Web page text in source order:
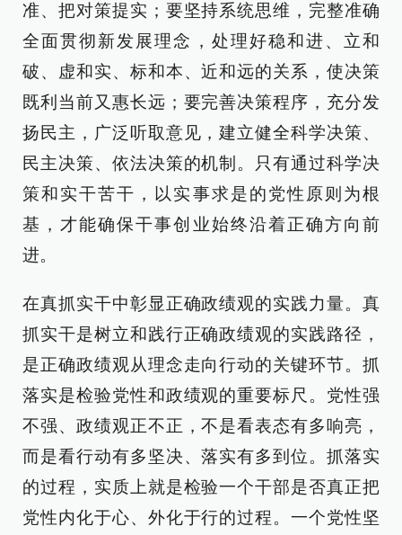
准、把对策提实；要坚持系统思维，完整准确
全面贯彻新发展理念，处理好稳和进、立和
破、虚和实、标和本、近和远的关系，使决策
既利当前又惠长远；要完善决策程序，充分发
扬民主，广泛听取意见，建立健全科学决策、
民主决策、依法决策的机制。只有通过科学决
策和实干苦干，以实事求是的党性原则为根
基，才能确保干事创业始终沿着正确方向前
进。
在真抓实干中彰显正确政绩观的实践力量。真
抓实干是树立和践行正确政绩观的实践路径，
是正确政绩观从理念走向行动的关键环节。抓
落实是检验党性和政绩观的重要标尺。党性强
不强、政绩观正不正，不是看表态有多响亮，
而是看行动有多坚决、落实有多到位。抓落实
的过程，实质上就是检验一个干部是否真正把
党性内化于心、外化于行的过程。一个党性坚